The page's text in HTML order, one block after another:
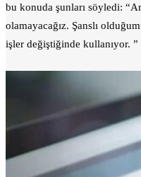
bu konuda şunları söyledi:
olamayacağız. Şanslı
işler değiştiğinde kullanıyor. ”